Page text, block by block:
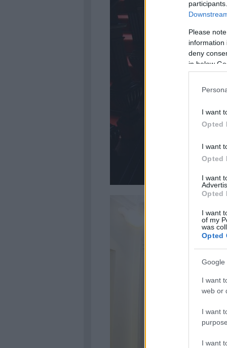
Please
information
deny
in below
I want
Opted
I want
Opted
I want
Opted
I want
of my
was
Opted
Google
I want
web or
I want
I want